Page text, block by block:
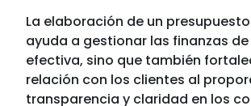
La elaboración de un
ayuda a gestionar las finanzas
efectiva, sino que también
relación con los clientes al
transparencia y claridad en los